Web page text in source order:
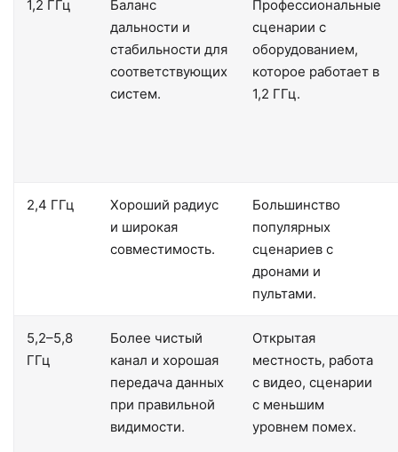
1,2 ГГц
Баланс
дальности и
стабильности для
соответствующих
систем.
Профессиональные
сценарии с
оборудованием,
которое работает в
1,2 ГГц.
2,4 ГГц
Хороший радиус
и широкая
совместимость.
Большинство
популярных
сценариев с
дронами и
пультами.
5,2–5,8
ГГц
Более чистый
канал и хорошая
передача данных
при правильной
видимости.
Открытая
местность, работа
с видео, сценарии
с меньшим
уровнем помех.